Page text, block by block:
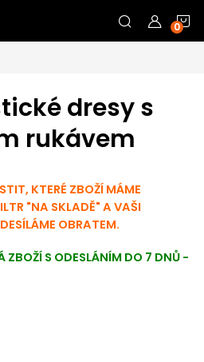
dresy s
rukávem
KTERÉ ZBOŽÍ MÁME
"NA SKLADĚ" A VAŠI
OBRATEM.
ZBOŽÍ S ODESLÁNÍM DO 7 DNŮ -